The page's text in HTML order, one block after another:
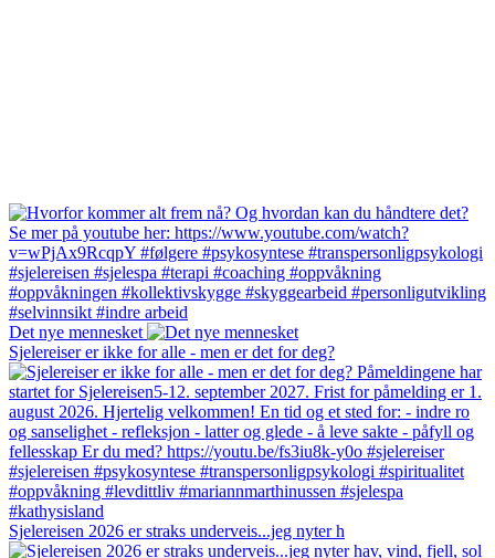
Det nye mennesket
Sjelereiser er ikke for alle - men er det for deg?
Sjelereisen 2026 er straks underveis...jeg nyter h